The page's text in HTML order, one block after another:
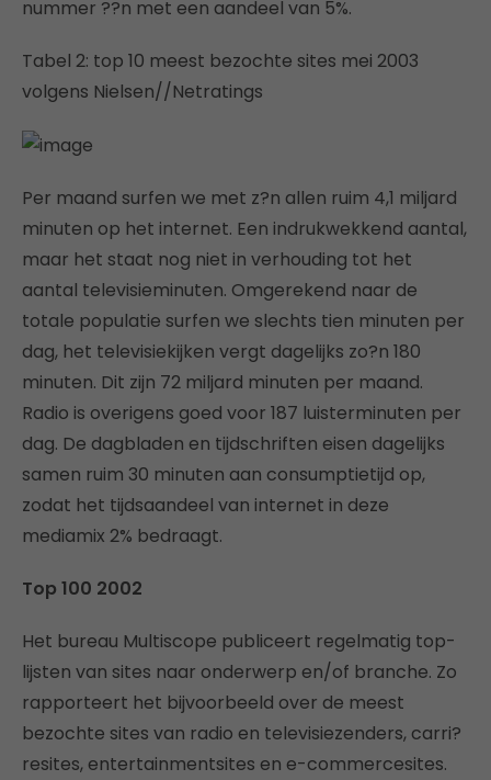
nummer ??n met een aandeel van 5%.
Tabel 2: top 10 meest bezochte sites mei 2003
volgens Nielsen//Netratings
Per maand surfen we met z?n allen ruim 4,1 miljard
minuten op het internet. Een indrukwekkend aantal,
maar het staat nog niet in verhouding tot het
aantal televisieminuten. Omgerekend naar de
totale populatie surfen we slechts tien minuten per
dag, het televisiekijken vergt dagelijks zo?n 180
minuten. Dit zijn 72 miljard minuten per maand.
Radio is overigens goed voor 187 luisterminuten per
dag. De dagbladen en tijdschriften eisen dagelijks
samen ruim 30 minuten aan consumptietijd op,
zodat het tijdsaandeel van internet in deze
mediamix 2% bedraagt.
Top 100 2002
Het bureau Multiscope publiceert regelmatig top-
lijsten van sites naar onderwerp en/of branche. Zo
rapporteert het bijvoorbeeld over de meest
bezochte sites van radio en televisiezenders, carri?
resites, entertainmentsites en e-commercesites.